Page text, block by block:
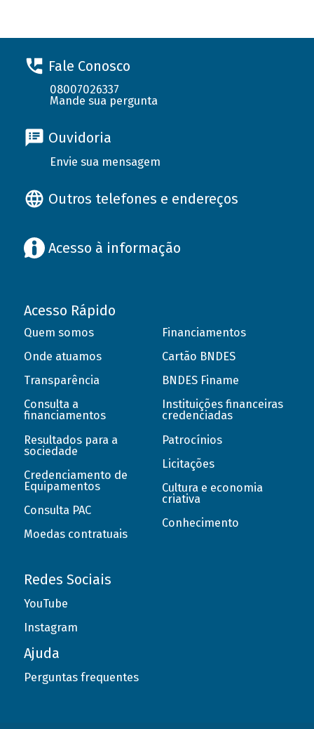
Fale Conosco
08007026337
Mande sua pergunta
Ouvidoria
Envie sua mensagem
Outros telefones e endereços
Acesso à informação
Acesso Rápido
Quem somos
Onde atuamos
Transparência
Consulta a
financiamentos
Resultados para a
sociedade
Credenciamento de
Equipamentos
Consulta PAC
Moedas contratuais
Financiamentos
Cartão BNDES
BNDES Finame
Instituições financeiras
credenciadas
Patrocínios
Licitações
Cultura e economia
criativa
Conhecimento
Redes Sociais
YouTube
Instagram
Ajuda
Perguntas frequentes